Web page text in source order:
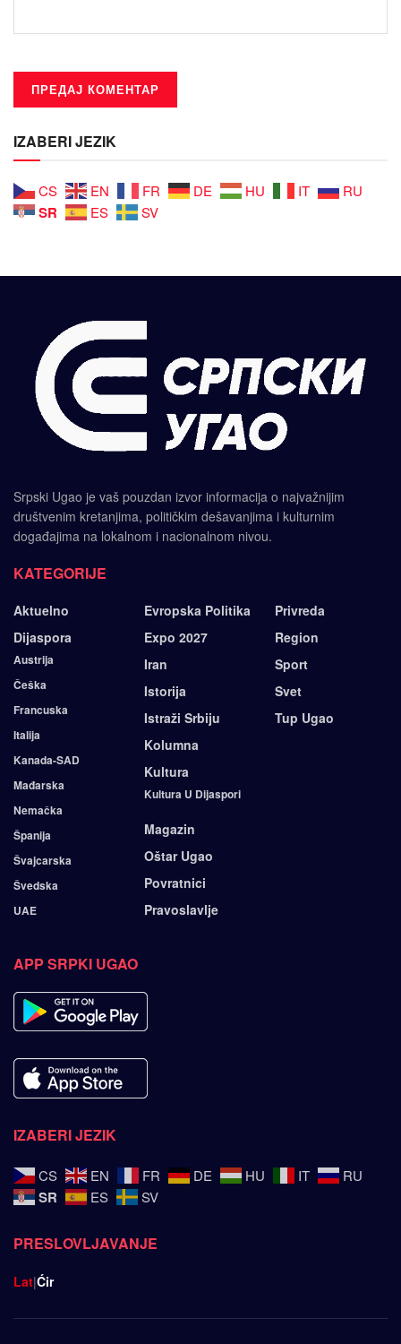
IZABERI JEZIK
CS EN FR DE HU IT RU
SR ES SV
Srpski Ugao je vaš pouzdan izvor informacija o najvažnijim
društvenim kretanjima, političkim dešavanjima i kulturnim
događajima na lokalnom i nacionalnom nivou.
KATEGORIJE
Aktuelno
Dijaspora
Austrija
Češka
Francuska
Italija
Kanada-SAD
Mađarska
Nemačka
Španija
Švajcarska
Švedska
UAE
Evropska Politika
Expo 2027
Iran
Istorija
Istraži Srbiju
Kolumna
Kultura
Kultura U Dijaspori
Magazin
Oštar Ugao
Povratnici
Pravoslavlje
Privreda
Region
Sport
Svet
Tup Ugao
APP SRPKI UGAO
IZABERI JEZIK
CS EN FR DE HU IT RU
SR ES SV
PRESLOVLJAVANJE
Lat|Ćir